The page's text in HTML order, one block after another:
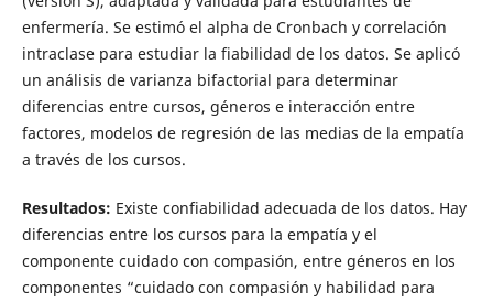
enfermería. Se estimó el alpha de Cronbach y correlación
intraclase para estudiar la fiabilidad de los datos. Se aplicó
un análisis de varianza bifactorial para determinar
diferencias entre cursos, géneros e interacción entre
factores, modelos de regresión de las medias de la empatía
a través de los cursos.
Resultados: Existe confiabilidad adecuada de los datos. Hay
diferencias entre los cursos para la empatía y el
componente cuidado con compasión, entre géneros en los
componentes “cuidado con compasión y habilidad para